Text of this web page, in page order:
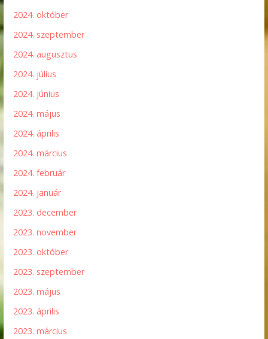
2024. október
2024. szeptember
2024. augusztus
2024. július
2024. június
2024. május
2024. április
2024. március
2024. február
2024. január
2023. december
2023. november
2023. október
2023. szeptember
2023. május
2023. április
2023. március